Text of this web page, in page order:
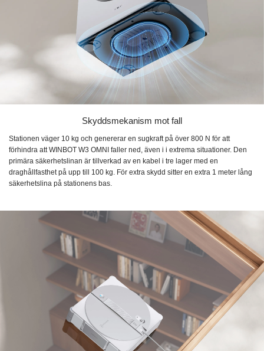
Skyddsmekanism mot fall
Stationen väger 10 kg och genererar en sugkraft på över 800 N för att
förhindra att WINBOT W3 OMNI faller ned, även i i extrema situationer. Den
primära säkerhetslinan är tillverkad av en kabel i tre lager med en
draghållfasthet på upp till 100 kg. För extra skydd sitter en extra 1 meter lång
säkerhetslina på stationens bas.